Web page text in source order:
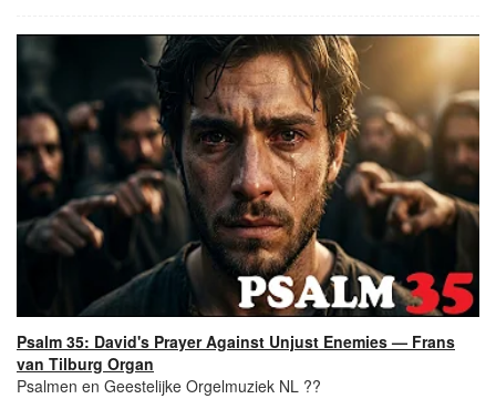
Psalm 35: David's Prayer Against Unjust Enemies — Frans
van Tilburg Organ
Psalmen en Geestelijke Orgelmuziek NL ??